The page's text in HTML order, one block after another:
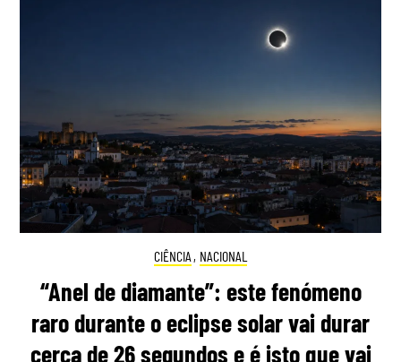
CIÊNCIA , NACIONAL
“Anel de diamante”: este fenómeno
raro durante o eclipse solar vai durar
cerca de 26 segundos e é isto que vai